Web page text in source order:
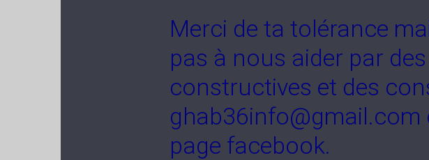
Merci de ta tolérance
pas à nous aider par
constructives et des
page facebook.